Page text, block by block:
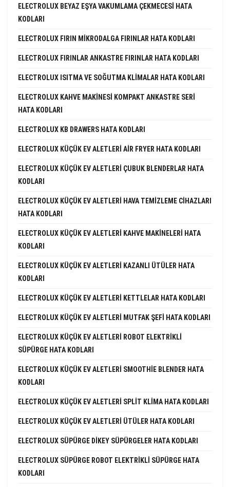
ELECTROLUX BEYAZ EŞYA VAKUMLAMA ÇEKMECESI HATA
KODLARI
ELECTROLUX FIRIN MIKRODALGA FIRINLAR HATA KODLARI
ELECTROLUX FIRINLAR ANKASTRE FIRINLAR HATA KODLARI
ELECTROLUX ISITMA VE SOĞUTMA KLIMALAR HATA KODLARI
ELECTROLUX KAHVE MAKINESI KOMPAKT ANKASTRE SERI
HATA KODLARI
ELECTROLUX KB DRAWERS HATA KODLARI
ELECTROLUX KÜÇÜK EV ALETLERI AIR FRYER HATA KODLARI
ELECTROLUX KÜÇÜK EV ALETLERI ÇUBUK BLENDERLAR HATA
KODLARI
ELECTROLUX KÜÇÜK EV ALETLERI HAVA TEMIZLEME CIHAZLARI
HATA KODLARI
ELECTROLUX KÜÇÜK EV ALETLERI KAHVE MAKINELERI HATA
KODLARI
ELECTROLUX KÜÇÜK EV ALETLERI KAZANLI ÜTÜLER HATA
KODLARI
ELECTROLUX KÜÇÜK EV ALETLERI KETTLELAR HATA KODLARI
ELECTROLUX KÜÇÜK EV ALETLERI MUTFAK ŞEFI HATA KODLARI
ELECTROLUX KÜÇÜK EV ALETLERI ROBOT ELEKTRIKLI
SÜPÜRGE HATA KODLARI
ELECTROLUX KÜÇÜK EV ALETLERI SMOOTHIE BLENDER HATA
KODLARI
ELECTROLUX KÜÇÜK EV ALETLERI SPLIT KLIMA HATA KODLARI
ELECTROLUX KÜÇÜK EV ALETLERI ÜTÜLER HATA KODLARI
ELECTROLUX SÜPÜRGE DIKEY SÜPÜRGELER HATA KODLARI
ELECTROLUX SÜPÜRGE ROBOT ELEKTRIKLI SÜPÜRGE HATA
KODLARI